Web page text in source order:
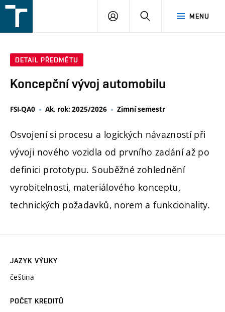
v
MENU
PŘIHLÁŠENÍ
DETAIL PŘEDMĚTU
Koncepční vývoj automobilu
FSI-QA0 Ak. rok: 2025/2026 Zimní semestr
Osvojení si procesu a logických návazností při
vývoji nového vozidla od prvního zadání až po
definici prototypu. Souběžné zohlednění
vyrobitelnosti, materiálového konceptu,
technických požadavků, norem a funkcionality.
JAZYK VÝUKY
čeština
POČET KREDITŮ